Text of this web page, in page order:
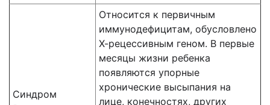
Синдром
Относится к первичным
иммунодефицитам, обусловлено
Х-рецессивным геном. В первые
месяцы жизни ребенка
появляются упорные
хронические высыпания на
лице, конечностях, других